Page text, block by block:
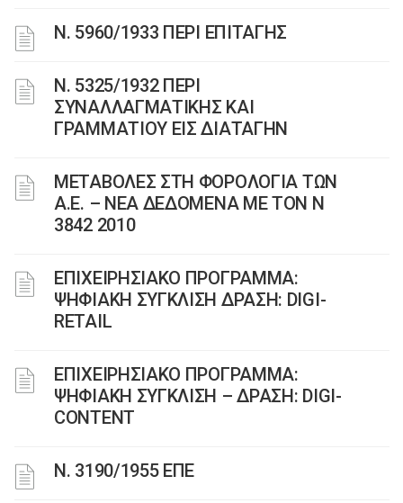
Ν. 5960/1933 ΠΕΡΙ ΕΠΙΤΑΓΗΣ
Ν. 5325/1932 ΠΕΡΙ
ΣΥΝΑΛΛΑΓΜΑΤΙΚΗΣ ΚΑΙ
ΓΡΑΜΜΑΤΙΟΥ ΕΙΣ ΔΙΑΤΑΓΗΝ
ΜΕΤΑΒΟΛΕΣ ΣΤΗ ΦΟΡΟΛΟΓΙΑ ΤΩΝ
Α.Ε. – ΝΕΑ ΔΕΔΟΜΕΝΑ ME TON N
3842 2010
ΕΠΙΧΕΙΡΗΣΙΑΚΟ ΠΡΟΓΡΑΜΜΑ:
ΨΗΦΙΑΚΗ ΣΥΓΚΛΙΣΗ ΔΡΑΣΗ: DIGI-
RETAIL
ΕΠΙΧΕΙΡΗΣΙΑΚΟ ΠΡΟΓΡΑΜΜΑ:
ΨΗΦΙΑΚΗ ΣΥΓΚΛΙΣΗ – ΔΡΑΣΗ: DIGI-
CONTENT
Ν. 3190/1955 ΕΠΕ